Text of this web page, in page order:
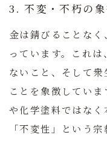
3. 不変・不朽の
金は錆びることな
っています。これ
ないこと、そして
ことを象徴してい
や化学塗料ではな
「不変性」という